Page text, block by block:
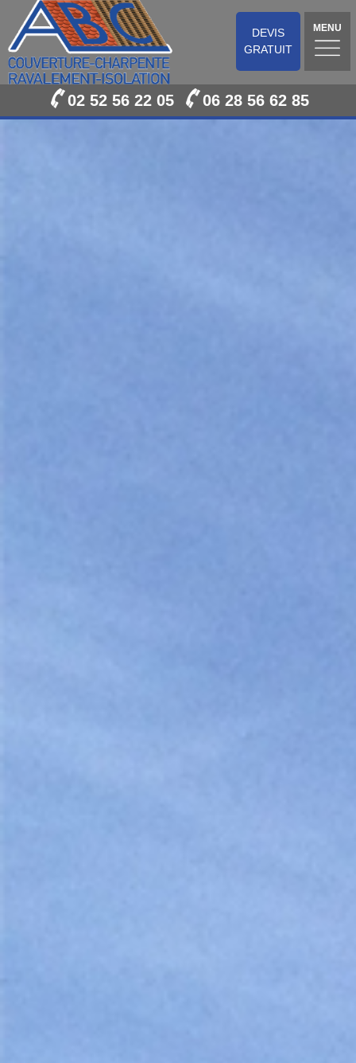
DEVIS
GRATUIT
MENU
02 52 56 22 05 06 28 56 62 85